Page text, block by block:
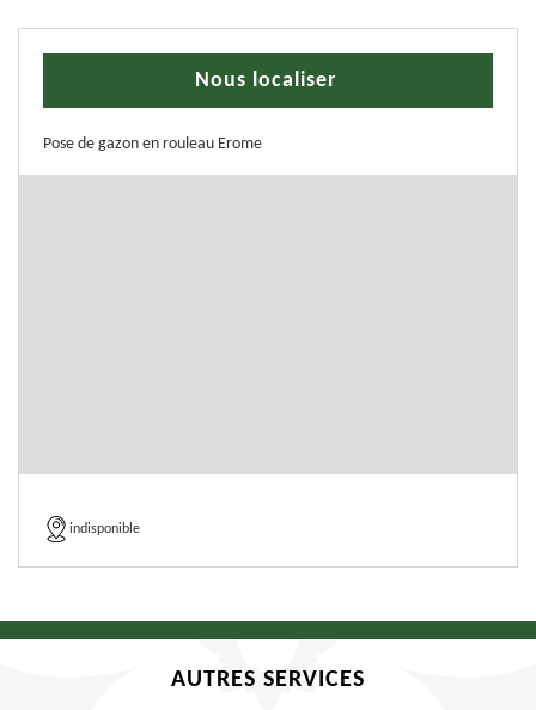
Nous localiser
Pose de gazon en rouleau Erome
indisponible
AUTRES SERVICES